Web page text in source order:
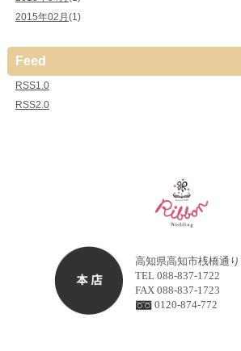
2015年02月 (1)
Feed
RSS1.0
RSS2.0
高知県高知市桟橋通
TEL 088-837-1722
FAX 088-837-1723
0120-874-772